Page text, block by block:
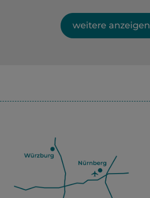
weitere anzeigen